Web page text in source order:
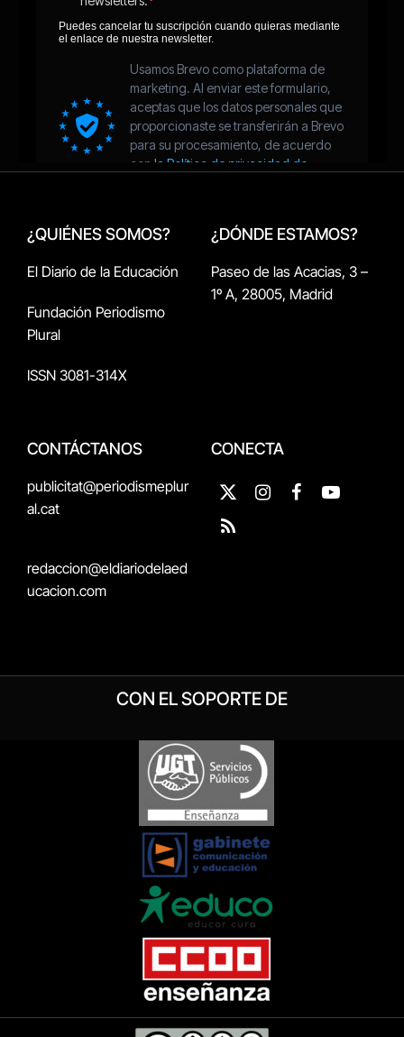
¿QUIÉNES SOMOS?
El Diario de la Educación
Fundación Periodismo
Plural
ISSN 3081-314X
¿DÓNDE ESTAMOS?
Paseo de las Acacias, 3 –
1º A, 28005, Madrid
CONTÁCTANOS
publicitat@periodismeplur
al.cat
redaccion@eldiariodelaed
ucacion.com
CONECTA
X
(Twitter)
InstagramFacebookYouTube
RSS
CON EL SOPORTE DE